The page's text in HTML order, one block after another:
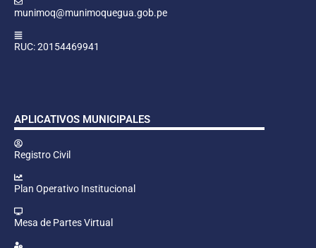
munimoq@munimoquegua.gob.pe
RUC: 20154469941
APLICATIVOS MUNICIPALES
Registro Civil
Plan Operativo Institucional
Mesa de Partes Virtual